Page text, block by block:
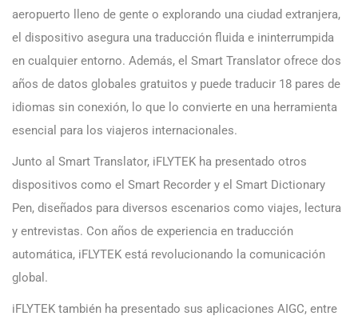
aeropuerto lleno de gente o explorando una ciudad extranjera,
el dispositivo asegura una traducción fluida e ininterrumpida
en cualquier entorno. Además, el Smart Translator ofrece dos
años de datos globales gratuitos y puede traducir 18 pares de
idiomas sin conexión, lo que lo convierte en una herramienta
esencial para los viajeros internacionales.
Junto al Smart Translator, iFLYTEK ha presentado otros
dispositivos como el Smart Recorder y el Smart Dictionary
Pen, diseñados para diversos escenarios como viajes, lectura
y entrevistas. Con años de experiencia en traducción
automática, iFLYTEK está revolucionando la comunicación
global.
iFLYTEK también ha presentado sus aplicaciones AIGC, entre